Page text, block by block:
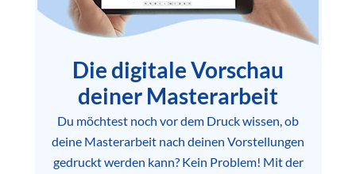
Die digitale Vorschau
deiner Masterarbeit
Du möchtest noch vor dem Druck wissen, ob
deine Masterarbeit nach deinen Vorstellungen
gedruckt werden kann? Kein Problem! Mit der